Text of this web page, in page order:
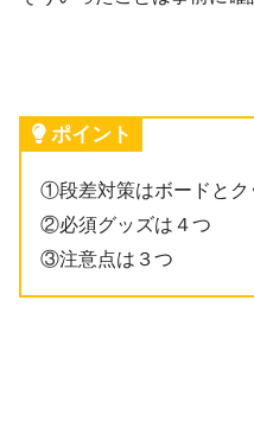
ポイント
①段差対策はボードとク
②必須グッズは４つ
③注意点は３つ